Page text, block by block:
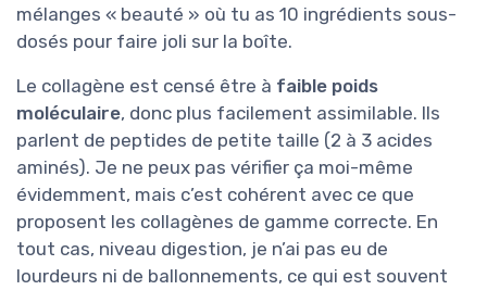
mélanges « beauté » où tu as 10 ingrédients sous-
dosés pour faire joli sur la boîte.
Le collagène est censé être à faible poids
moléculaire, donc plus facilement assimilable. Ils
parlent de peptides de petite taille (2 à 3 acides
aminés). Je ne peux pas vérifier ça moi-même
évidemment, mais c’est cohérent avec ce que
proposent les collagènes de gamme correcte. En
tout cas, niveau digestion, je n’ai pas eu de
lourdeurs ni de ballonnements, ce qui est souvent